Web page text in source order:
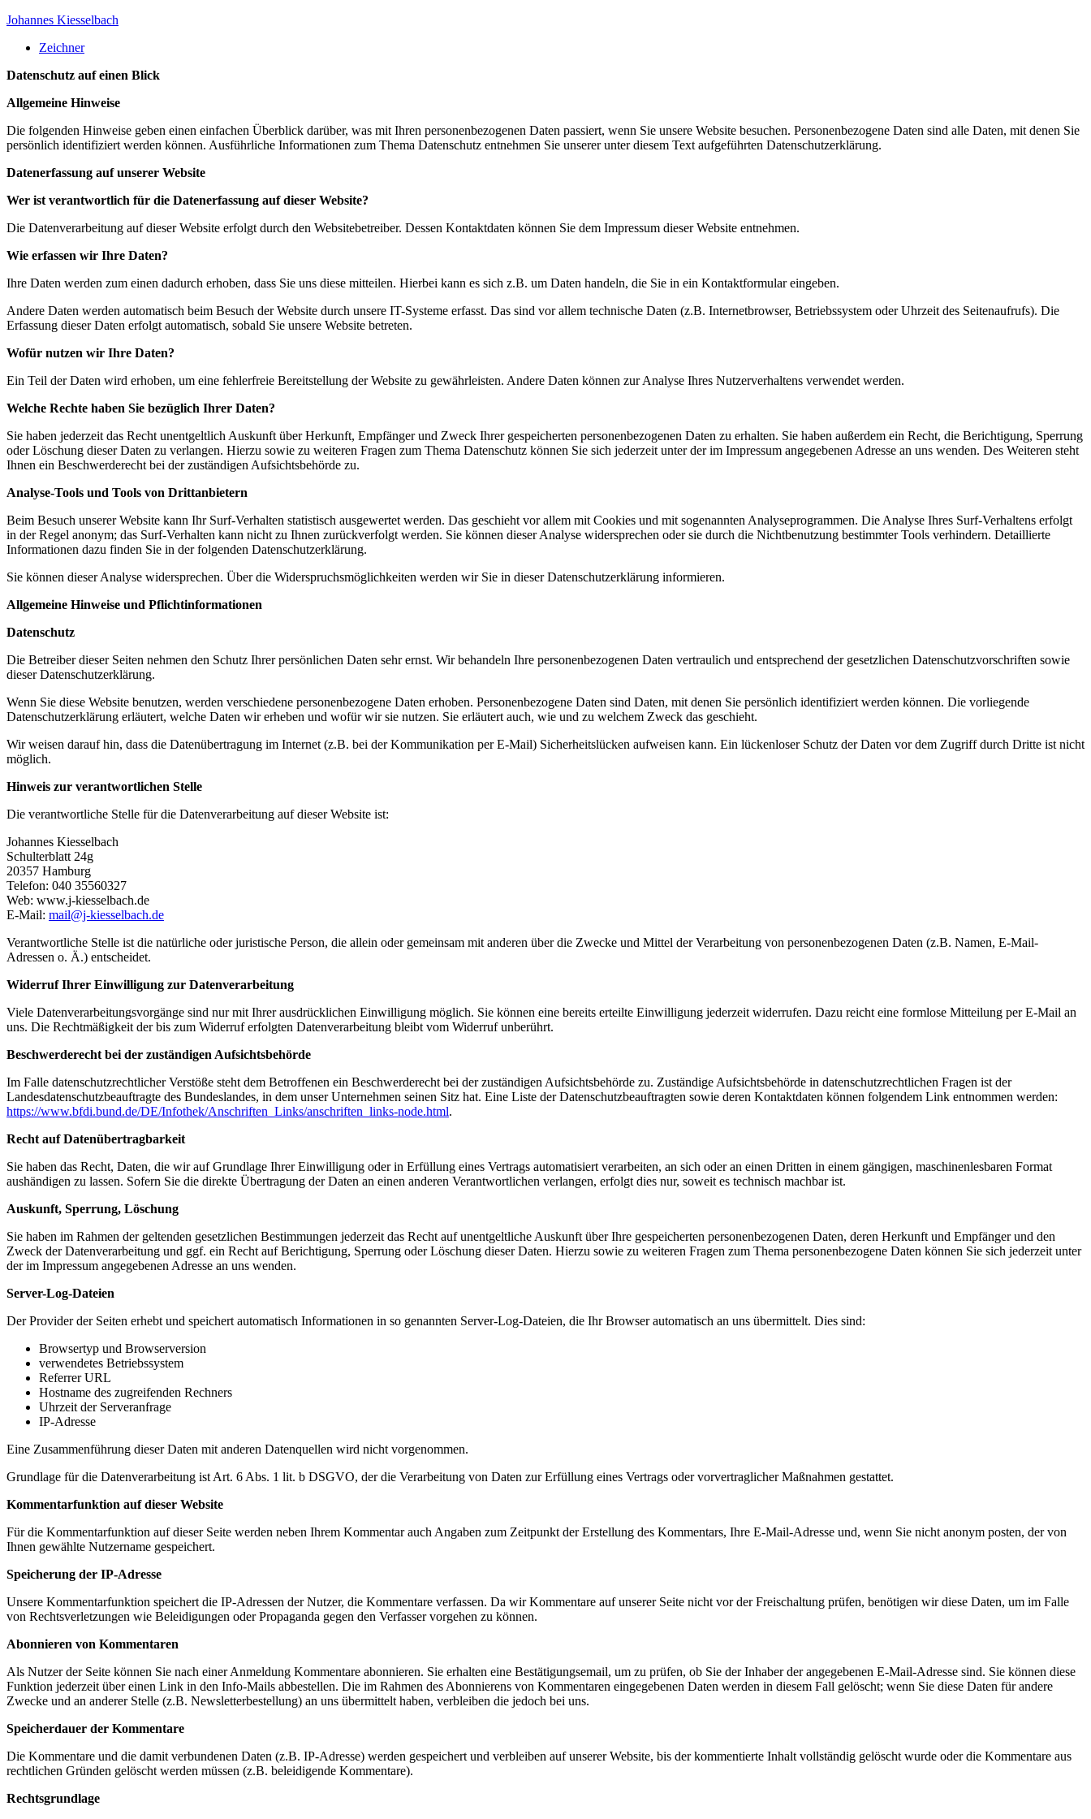
Skip
content
Johannes Kiesselbach
Zeichner
Datenschutz auf einen Blick
Allgemeine Hinweise
Die folgenden Hinweise geben einen einfachen Überblick darüber, was mit Ihren personenbezogenen Daten passiert, wenn Sie unsere Website besuchen. Personenbezogene Daten sind alle Daten, mit denen Sie
persönlich identifiziert werden können. Ausführliche Informationen zum Thema Datenschutz entnehmen Sie unserer unter diesem Text aufgeführten Datenschutzerklärung.
Datenerfassung auf unserer Website
Wer ist verantwortlich für die Datenerfassung auf dieser Website?
Die Datenverarbeitung auf dieser Website erfolgt durch den Websitebetreiber. Dessen Kontaktdaten können Sie dem Impressum dieser Website entnehmen.
Wie erfassen wir Ihre Daten?
Ihre Daten werden zum einen dadurch erhoben, dass Sie uns diese mitteilen. Hierbei kann es sich z.B. um Daten handeln, die Sie in ein Kontaktformular eingeben.
Andere Daten werden automatisch beim Besuch der Website durch unsere IT-Systeme erfasst. Das sind vor allem technische Daten (z.B. Internetbrowser, Betriebssystem oder Uhrzeit des Seitenaufrufs). Die
Erfassung dieser Daten erfolgt automatisch, sobald Sie unsere Website betreten.
Wofür nutzen wir Ihre Daten?
Ein Teil der Daten wird erhoben, um eine fehlerfreie Bereitstellung der Website zu gewährleisten. Andere Daten können zur Analyse Ihres Nutzerverhaltens verwendet werden.
Welche Rechte haben Sie bezüglich Ihrer Daten?
Sie haben jederzeit das Recht unentgeltlich Auskunft über Herkunft, Empfänger und Zweck Ihrer gespeicherten personenbezogenen Daten zu erhalten. Sie haben außerdem ein Recht, die Berichtigung, Sperrung
oder Löschung dieser Daten zu verlangen. Hierzu sowie zu weiteren Fragen zum Thema Datenschutz können Sie sich jederzeit unter der im Impressum angegebenen Adresse an uns wenden. Des Weiteren steht
Ihnen ein Beschwerderecht bei der zuständigen Aufsichtsbehörde zu.
Analyse-Tools und Tools von Drittanbietern
Beim Besuch unserer Website kann Ihr Surf-Verhalten statistisch ausgewertet werden. Das geschieht vor allem mit Cookies und mit sogenannten Analyseprogrammen. Die Analyse Ihres Surf-Verhaltens erfolgt
in der Regel anonym; das Surf-Verhalten kann nicht zu Ihnen zurückverfolgt werden. Sie können dieser Analyse widersprechen oder sie durch die Nichtbenutzung bestimmter Tools verhindern. Detaillierte
Informationen dazu finden Sie in der folgenden Datenschutzerklärung.
Sie können dieser Analyse widersprechen. Über die Widerspruchsmöglichkeiten werden wir Sie in dieser Datenschutzerklärung informieren.
Allgemeine Hinweise und Pflichtinformationen
Datenschutz
Die Betreiber dieser Seiten nehmen den Schutz Ihrer persönlichen Daten sehr ernst. Wir behandeln Ihre personenbezogenen Daten vertraulich und entsprechend der gesetzlichen Datenschutzvorschriften sowie
dieser Datenschutzerklärung.
Wenn Sie diese Website benutzen, werden verschiedene personenbezogene Daten erhoben. Personenbezogene Daten sind Daten, mit denen Sie persönlich identifiziert werden können. Die vorliegende
Datenschutzerklärung erläutert, welche Daten wir erheben und wofür wir sie nutzen. Sie erläutert auch, wie und zu welchem Zweck das geschieht.
Wir weisen darauf hin, dass die Datenübertragung im Internet (z.B. bei der Kommunikation per E-Mail) Sicherheitslücken aufweisen kann. Ein lückenloser Schutz der Daten vor dem Zugriff durch Dritte ist nicht
möglich.
Hinweis zur verantwortlichen Stelle
Die verantwortliche Stelle für die Datenverarbeitung auf dieser Website ist:
Johannes Kiesselbach
Schulterblatt 24g
20357 Hamburg
Telefon: 040 35560327
Web: www.j-kiesselbach.de
E-Mail: mail@j-kiesselbach.de
Verantwortliche Stelle ist die natürliche oder juristische Person, die allein oder gemeinsam mit anderen über die Zwecke und Mittel der Verarbeitung von personenbezogenen Daten (z.B. Namen, E-Mail-
Adressen o. Ä.) entscheidet.
Widerruf Ihrer Einwilligung zur Datenverarbeitung
Viele Datenverarbeitungsvorgänge sind nur mit Ihrer ausdrücklichen Einwilligung möglich. Sie können eine bereits erteilte Einwilligung jederzeit widerrufen. Dazu reicht eine formlose Mitteilung per E-Mail an
uns. Die Rechtmäßigkeit der bis zum Widerruf erfolgten Datenverarbeitung bleibt vom Widerruf unberührt.
Beschwerderecht bei der zuständigen Aufsichtsbehörde
Im Falle datenschutzrechtlicher Verstöße steht dem Betroffenen ein Beschwerderecht bei der zuständigen Aufsichtsbehörde zu. Zuständige Aufsichtsbehörde in datenschutzrechtlichen Fragen ist der
Landesdatenschutzbeauftragte des Bundeslandes, in dem unser Unternehmen seinen Sitz hat. Eine Liste der Datenschutzbeauftragten sowie deren Kontaktdaten können folgendem Link entnommen werden:
https://www.bfdi.bund.de/DE/Infothek/Anschriften_Links/anschriften_links-node.html.
Recht auf Datenübertragbarkeit
Sie haben das Recht, Daten, die wir auf Grundlage Ihrer Einwilligung oder in Erfüllung eines Vertrags automatisiert verarbeiten, an sich oder an einen Dritten in einem gängigen, maschinenlesbaren Format
aushändigen zu lassen. Sofern Sie die direkte Übertragung der Daten an einen anderen Verantwortlichen verlangen, erfolgt dies nur, soweit es technisch machbar ist.
Auskunft, Sperrung, Löschung
Sie haben im Rahmen der geltenden gesetzlichen Bestimmungen jederzeit das Recht auf unentgeltliche Auskunft über Ihre gespeicherten personenbezogenen Daten, deren Herkunft und Empfänger und den
Zweck der Datenverarbeitung und ggf. ein Recht auf Berichtigung, Sperrung oder Löschung dieser Daten. Hierzu sowie zu weiteren Fragen zum Thema personenbezogene Daten können Sie sich jederzeit unter
der im Impressum angegebenen Adresse an uns wenden.
Server-Log-Dateien
Der Provider der Seiten erhebt und speichert automatisch Informationen in so genannten Server-Log-Dateien, die Ihr Browser automatisch an uns übermittelt. Dies sind:
Browsertyp und Browserversion
verwendetes Betriebssystem
Referrer URL
Hostname des zugreifenden Rechners
Uhrzeit der Serveranfrage
IP-Adresse
Eine Zusammenführung dieser Daten mit anderen Datenquellen wird nicht vorgenommen.
Grundlage für die Datenverarbeitung ist Art. 6 Abs. 1 lit. b DSGVO, der die Verarbeitung von Daten zur Erfüllung eines Vertrags oder vorvertraglicher Maßnahmen gestattet.
Kommentarfunktion auf dieser Website
Für die Kommentarfunktion auf dieser Seite werden neben Ihrem Kommentar auch Angaben zum Zeitpunkt der Erstellung des Kommentars, Ihre E-Mail-Adresse und, wenn Sie nicht anonym posten, der von
Ihnen gewählte Nutzername gespeichert.
Speicherung der IP-Adresse
Unsere Kommentarfunktion speichert die IP-Adressen der Nutzer, die Kommentare verfassen. Da wir Kommentare auf unserer Seite nicht vor der Freischaltung prüfen, benötigen wir diese Daten, um im Falle
von Rechtsverletzungen wie Beleidigungen oder Propaganda gegen den Verfasser vorgehen zu können.
Abonnieren von Kommentaren
Als Nutzer der Seite können Sie nach einer Anmeldung Kommentare abonnieren. Sie erhalten eine Bestätigungsemail, um zu prüfen, ob Sie der Inhaber der angegebenen E-Mail-Adresse sind. Sie können diese
Funktion jederzeit über einen Link in den Info-Mails abbestellen. Die im Rahmen des Abonnierens von Kommentaren eingegebenen Daten werden in diesem Fall gelöscht; wenn Sie diese Daten für andere
Zwecke und an anderer Stelle (z.B. Newsletterbestellung) an uns übermittelt haben, verbleiben die jedoch bei uns.
Speicherdauer der Kommentare
Die Kommentare und die damit verbundenen Daten (z.B. IP-Adresse) werden gespeichert und verbleiben auf unserer Website, bis der kommentierte Inhalt vollständig gelöscht wurde oder die Kommentare aus
rechtlichen Gründen gelöscht werden müssen (z.B. beleidigende Kommentare).
Rechtsgrundlage